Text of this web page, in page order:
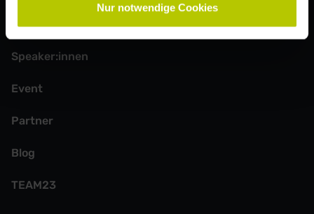
Nur notwendige Cookies
Speaker:innen
Event
Partner
Blog
TEAM23